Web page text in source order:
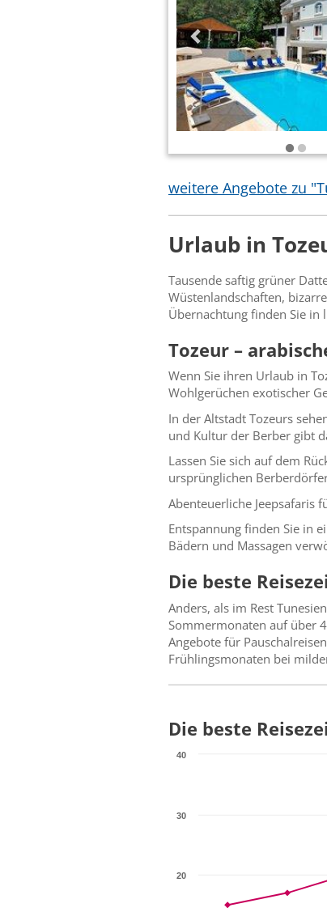
weitere Angebote zu
Urlaub in
Tausende saftig grüner
Wüstenlandschaften,
Übernachtung finden Sie
Tozeur –
Wenn Sie ihren Urlaub in
Wohlgerüchen exotischer
In der Altstadt Tozeurs
und Kultur der Berber gibt
Lassen Sie sich auf dem
ursprünglichen
Abenteuerliche Jeepsafaris
Entspannung finden Sie in
Bädern und Massagen
Die beste
Anders, als im Rest
Sommermonaten auf über
Angebote für
Frühlingsmonaten bei
Die beste
20
30
40